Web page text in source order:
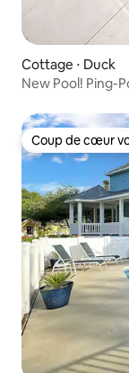
Cottage ⋅ Duck
New Pool! Ping-
Coup de cœur
Coup de cœur